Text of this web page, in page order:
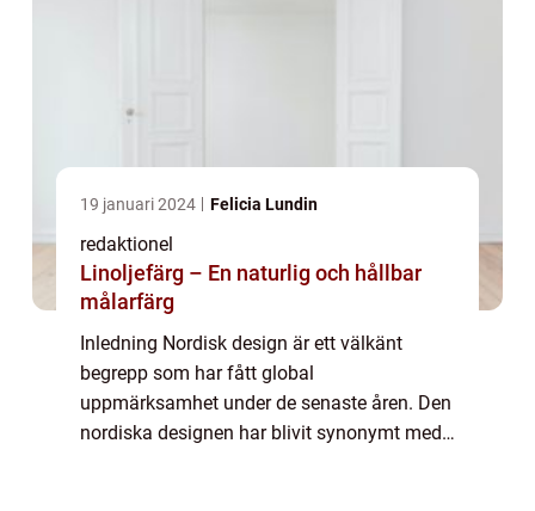
19 januari 2024 Felicia Lundin
redaktionel
Linoljefärg – En naturlig och hållbar
målarfärg
Inledning Nordisk design är ett välkänt
begrepp som har fått global
uppmärksamhet under de senaste åren. Den
nordiska designen har blivit synonymt med